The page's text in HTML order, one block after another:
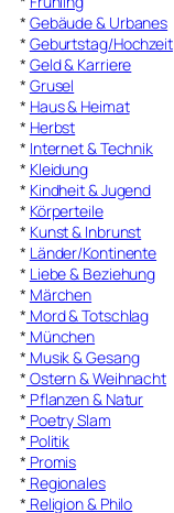
* Gebäude & Urbanes
* Geburtstag/Hochzeit
* Geld & Karriere
* Grusel
* Haus & Heimat
* Herbst
* Internet & Technik
* Kleidung
* Kindheit & Jugend
* Körperteile
* Kunst & Inbrunst
* Länder/Kontinente
* Liebe & Beziehung
* Märchen
* Mord & Totschlag
* München
* Musik & Gesang
* Ostern & Weihnacht
* Pflanzen & Natur
* Poetry Slam
* Politik
* Promis
* Regionales
* Religion & Philo